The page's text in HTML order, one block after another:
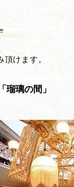
けます。
瑠璃の間」